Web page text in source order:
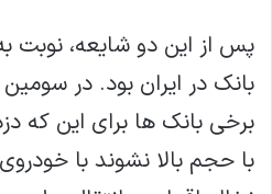
پس از این دو شایعه، نوبت
بانک در ایران بود. در
برخی بانک ها برای این که
با حجم بالا نشوند با